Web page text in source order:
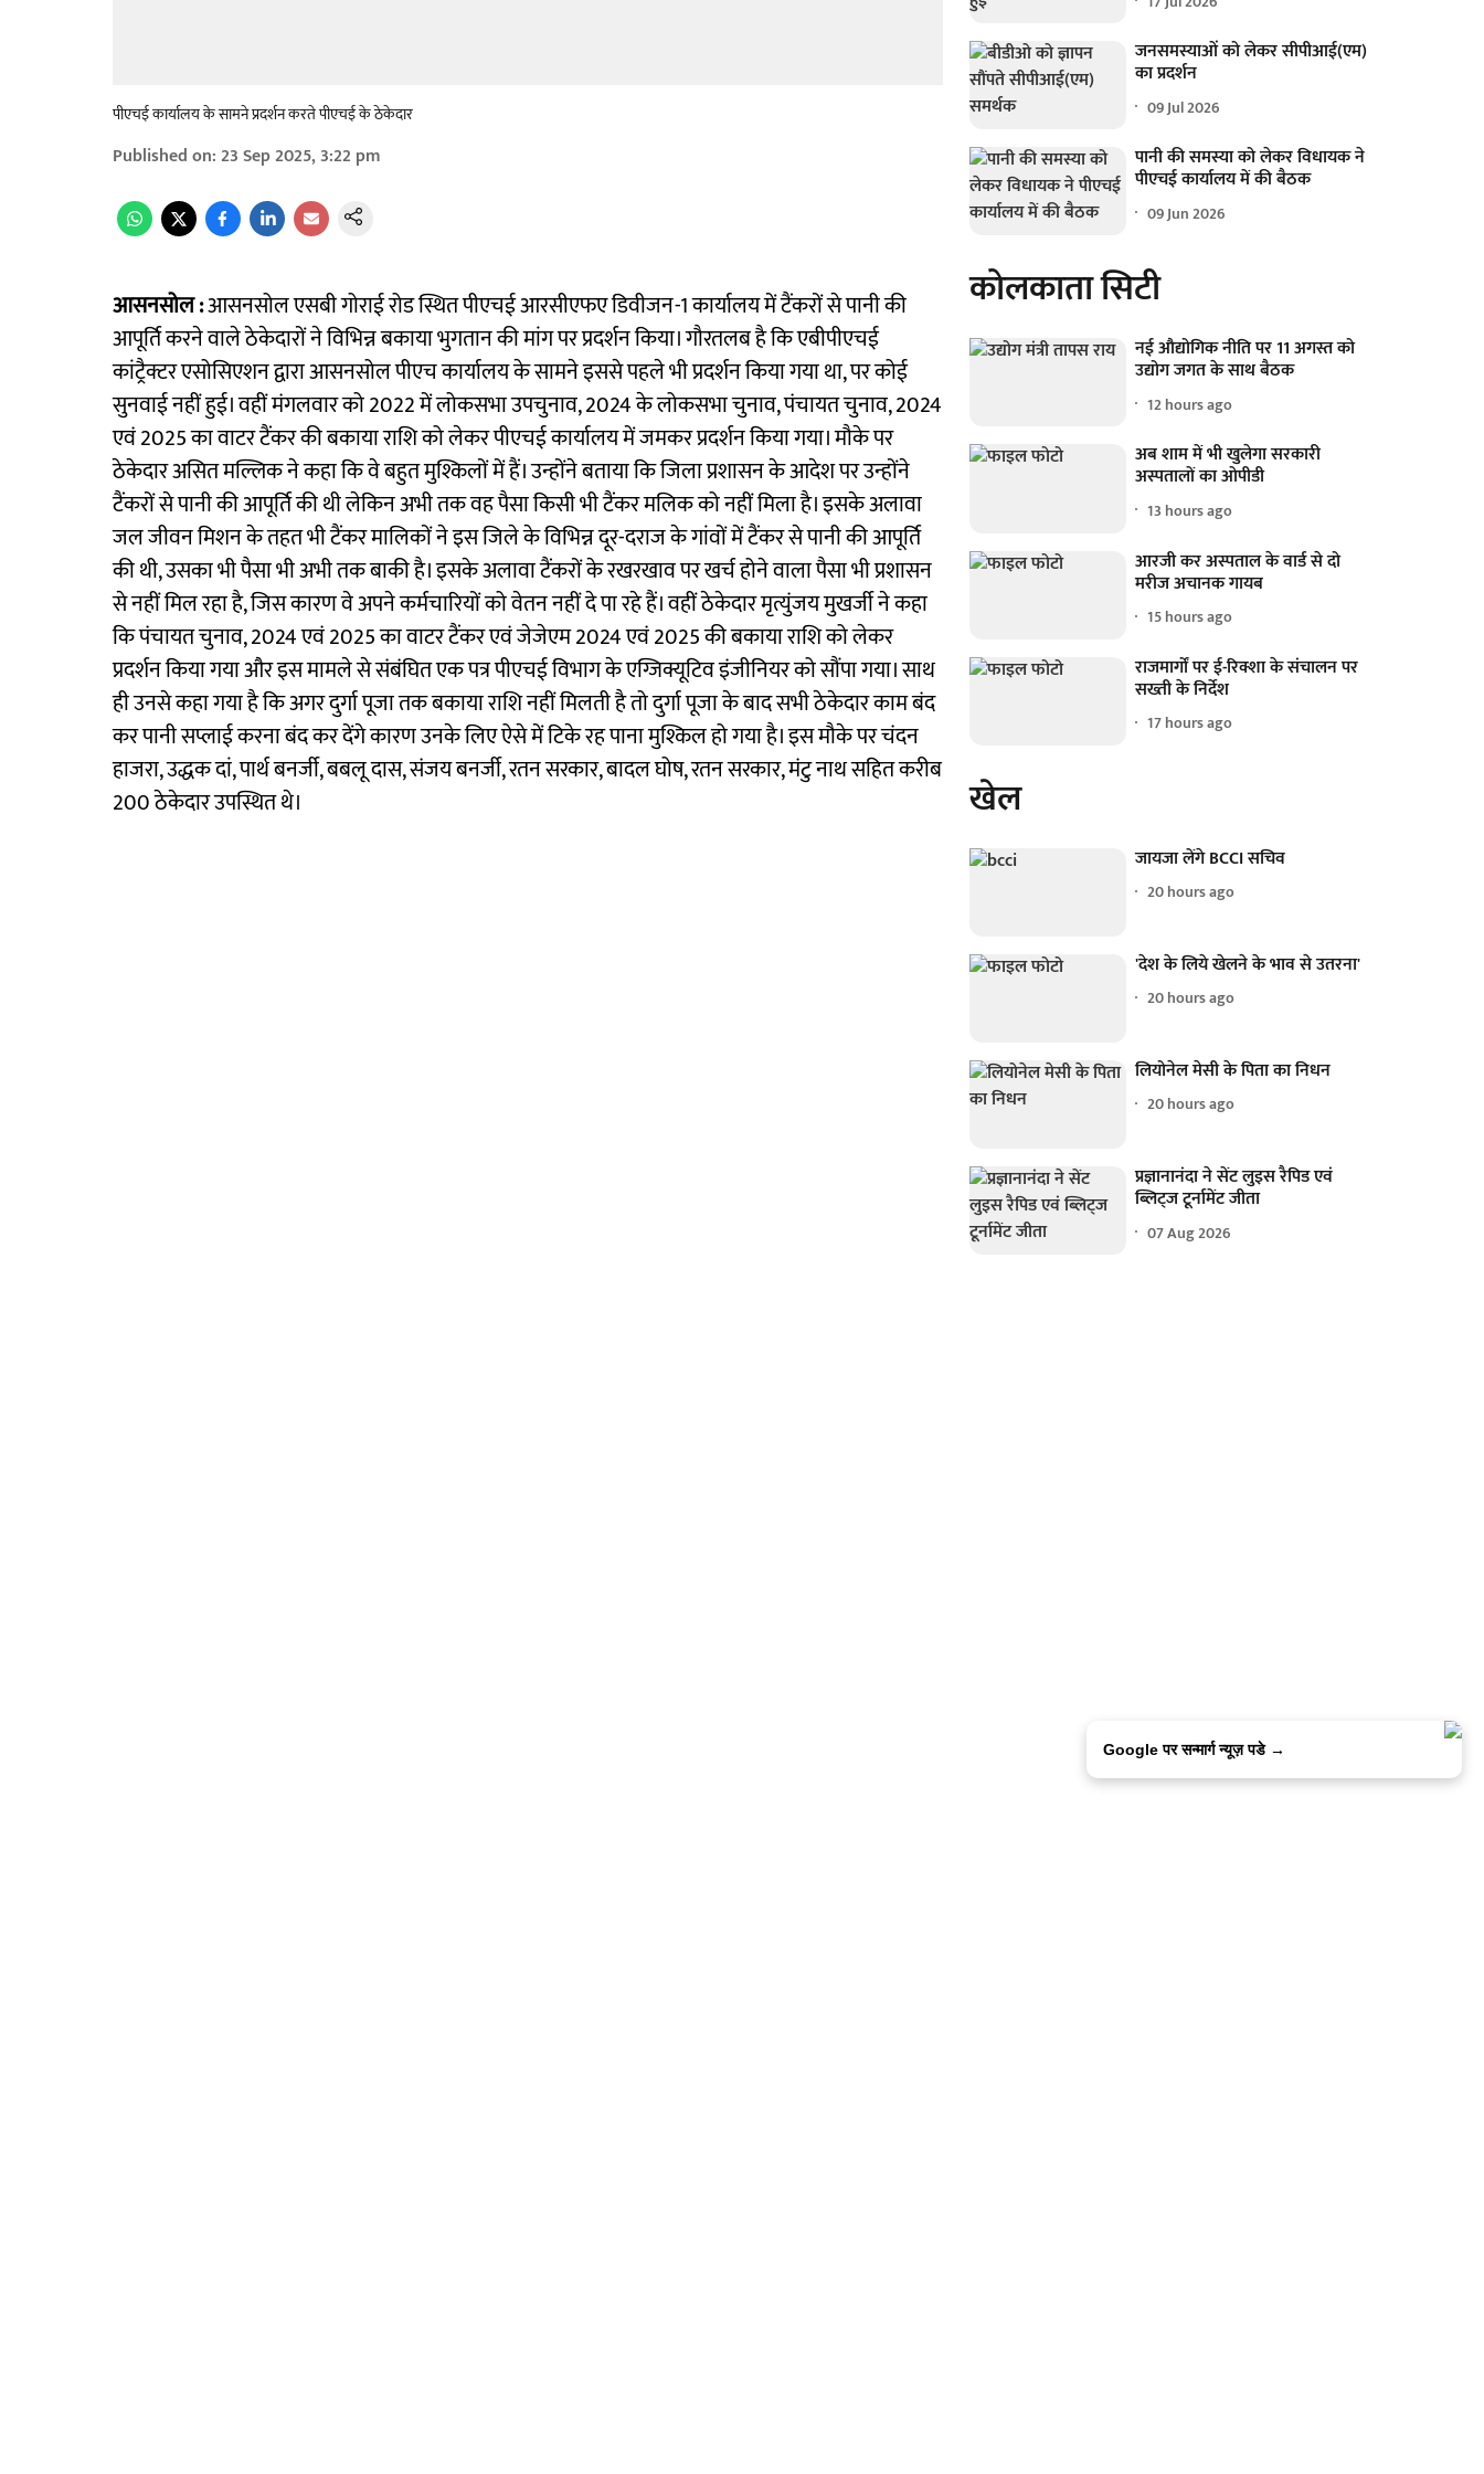
पीएचई कार्यालय के सामने प्रदर्शन करते पीएचई के ठेकेदार
Published on:23 Sep 2025, 3:22 pm
आसनसोल :आसनसोल एसबी गोराई रोड स्थित पीएचई आरसीएफए डिवीजन-1 कार्यालय में टैंकरों से पानी की
आपूर्ति करने वाले ठेकेदारों ने विभिन्न बकाया भुगतान की मांग पर प्रदर्शन किया। गौरतलब है कि एबीपीएचई
कांट्रैक्टर एसोसिएशन द्वारा आसनसोल पीएच कार्यालय के सामने इससे पहले भी प्रदर्शन किया गया था, पर कोई
सुनवाई नहीं हुई। वहीं मंगलवार को 2022 में लोकसभा उपचुनाव, 2024 के लोकसभा चुनाव, पंचायत चुनाव, 2024
एवं 2025 का वाटर टैंकर की बकाया राशि को लेकर पीएचई कार्यालय में जमकर प्रदर्शन किया गया। मौके पर
ठेकेदार असित मल्लिक ने कहा कि वे बहुत मुश्किलों में हैं। उन्होंने बताया कि जिला प्रशासन के आदेश पर उन्होंने
टैंकरों से पानी की आपूर्ति की थी लेकिन अभी तक वह पैसा किसी भी टैंकर मलिक को नहीं मिला है। इसके अलावा
जल जीवन मिशन के तहत भी टैंकर मालिकों ने इस जिले के विभिन्न दूर-दराज के गांवों में टैंकर से पानी की आपूर्ति
की थी, उसका भी पैसा भी अभी तक बाकी है। इसके अलावा टैंकरों के रखरखाव पर खर्च होने वाला पैसा भी प्रशासन
से नहीं मिल रहा है, जिस कारण वे अपने कर्मचारियों को वेतन नहीं दे पा रहे हैं। वहीं ठेकेदार मृत्युंजय मुखर्जी ने कहा
कि पंचायत चुनाव, 2024 एवं 2025 का वाटर टैंकर एवं जेजेएम 2024 एवं 2025 की बकाया राशि को लेकर
प्रदर्शन किया गया और इस मामले से संबंघित एक पत्र पीएचई विभाग के एग्जिक्यूटिव इंजीनियर को सौंपा गया। साथ
ही उनसे कहा गया है कि अगर दुर्गा पूजा तक बकाया राशि नहीं मिलती है तो दुर्गा पूजा के बाद सभी ठेकेदार काम बंद
कर पानी सप्लाई करना बंद कर देंगे कारण उनके लिए ऐसे में टिके रह पाना मुश्किल हो गया है। इस मौके पर चंदन
हाजरा, उद्धक दां, पार्थ बनर्जी, बबलू दास, संजय बनर्जी, रतन सरकार, बादल घोष, रतन सरकार, मंटु नाथ सहित करीब
200 ठेकेदार उपस्थित थे।
जनसमस्याओं को लेकर सीपीआई(एम)
का प्रदर्शन
09 Jul 2026
पानी की समस्या को लेकर विधायक ने
पीएचई कार्यालय में की बैठक
09 Jun 2026
कोलकाता सिटी
नई औद्योगिक नीति पर 11 अगस्त को
उद्योग जगत के साथ बैठक
12 hours ago
अब शाम में भी खुलेगा सरकारी
अस्पतालों का ओपीडी
13 hours ago
आरजी कर अस्पताल के वार्ड से दो
मरीज अचानक गायब
15 hours ago
राजमार्गों पर ई-रिक्शा के संचालन पर
सख्ती के निर्देश
17 hours ago
खेल
जायजा लेंगे BCCI सचिव
20 hours ago
'देश के लिये खेलने के भाव से उतरना'
20 hours ago
लियोनेल मेसी के पिता का निधन
20 hours ago
प्रज्ञानानंदा ने सेंट लुइस रैपिड एवं
ब्लिट्ज टूर्नामेंट जीता
07 Aug 2026
Google पर सन्मार्ग न्यूज़ पडे →